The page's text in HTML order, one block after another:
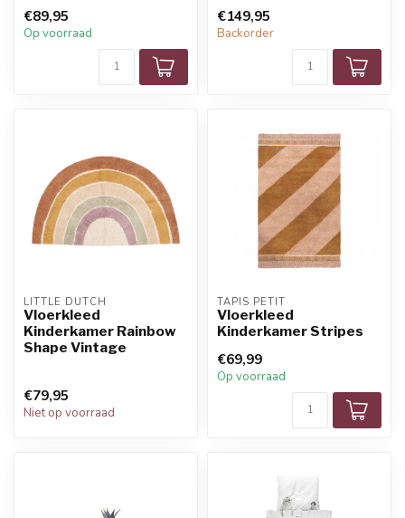
€89,95
Op voorraad
€149,95
Backorder
LITTLE DUTCH
Vloerkleed
Kinderkamer Rainbow
Shape Vintage
€79,95
Niet op voorraad
TAPIS PETIT
Vloerkleed
Kinderkamer Stripes
€69,99
Op voorraad